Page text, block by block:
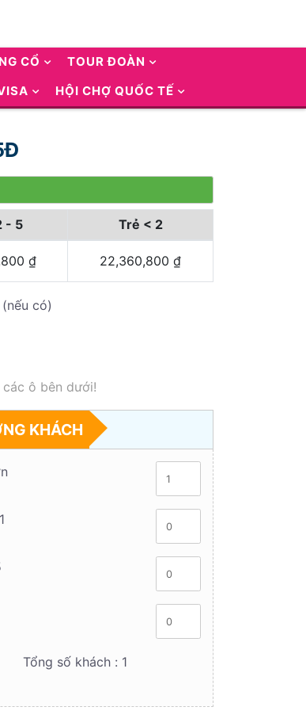
CỔ
TOUR ĐOÀN
HỘI CHỢ QUỐC TẾ
- 5 Trẻ < 2
₫ 22,360,800 ₫
có)
ô bên dưới!
KHÁCH
Tổng số khách : 1